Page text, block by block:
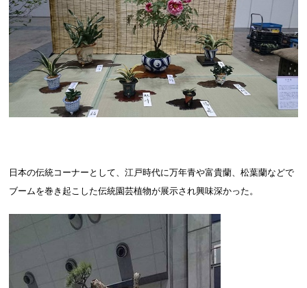
日本の伝統コーナーとして、江戸時代に万年青や富貴蘭、松葉蘭などで
ブームを巻き起こした伝統園芸植物が展示され興味深かった。